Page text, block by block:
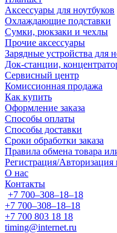
Аксессуары для ноутбуков
Охлаждающие подставки
Сумки, рюкзаки и чехлы
Прочие аксессуары
Зарядные устройства для
Док-станции,
Сервисный центр
Комиссионная продажа
Как купить
Оформление заказа
Способы оплаты
Способы доставки
Сроки обработки заказа
Правила обмена товара
Регистрация/
О нас
Контакты
+7 700‒308‒18‒18
+7 700‒308‒18‒18
+7 700 803 18 18
timing@internet.ru